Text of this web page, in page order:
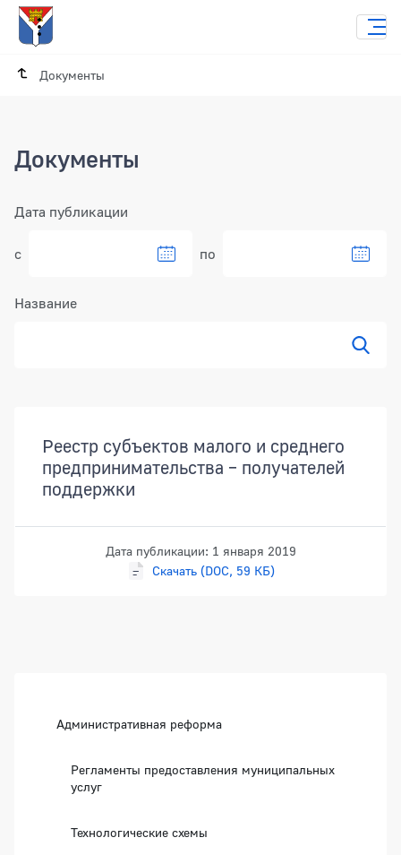
Документы
Документы
Дата публикации
с по
Название
Реестр субъектов малого и среднего
предпринимательства – получателей
поддержки
Дата публикации: 1 января 2019
Скачать (DOC, 59 КБ)
Административная реформа
Регламенты предоставления муниципальных
услуг
Технологические схемы